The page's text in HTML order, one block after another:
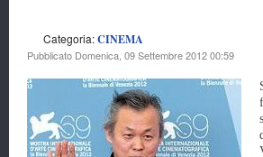
Categoria:CINEMA
Pubblicato Domenica, 09 Settembre 2012 00:59